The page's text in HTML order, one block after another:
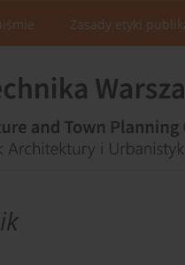
Zasady etyki